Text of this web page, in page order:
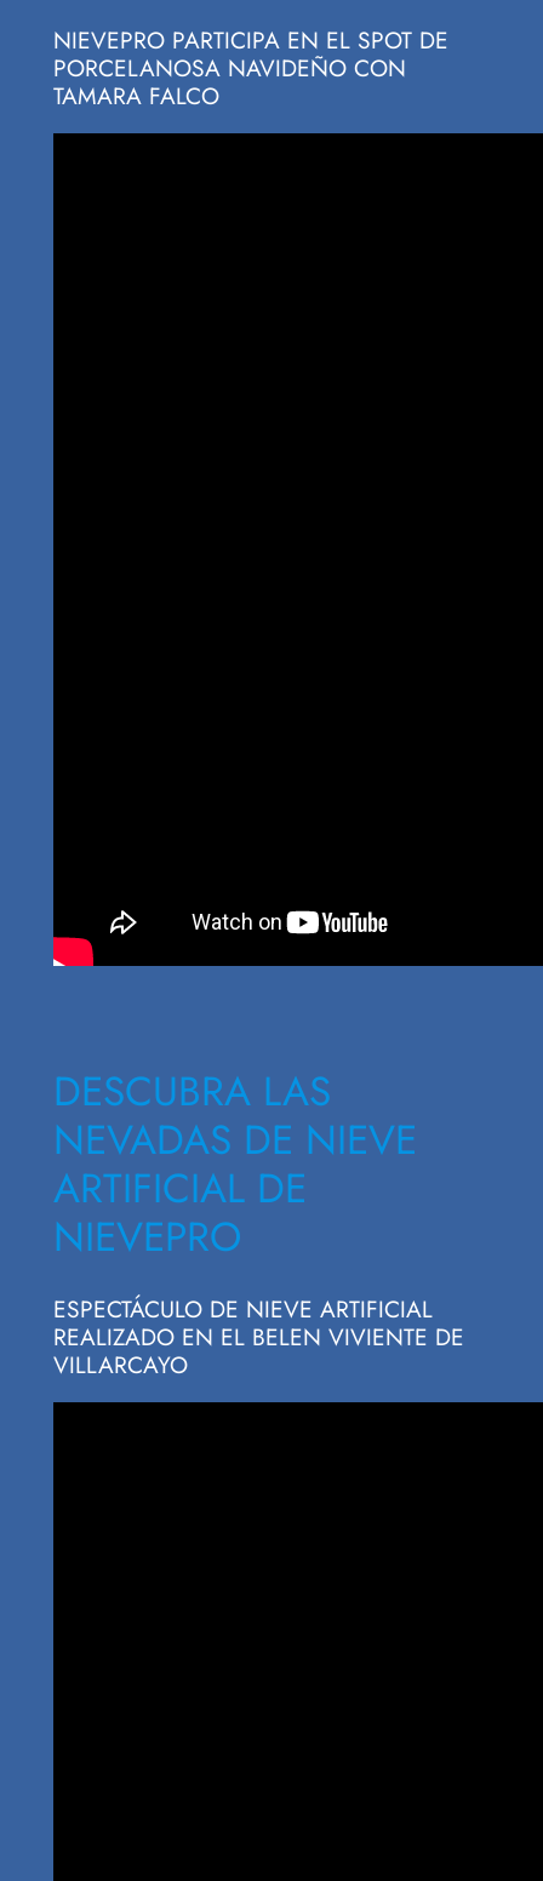
NIEVEPRO PARTICIPA EN EL SPOT DE
PORCELANOSA NAVIDEÑO CON
TAMARA FALCO
DESCUBRA LAS
NEVADAS DE NIEVE
ARTIFICIAL DE
NIEVEPRO
ESPECTÁCULO DE NIEVE ARTIFICIAL
REALIZADO EN EL BELEN VIVIENTE DE
VILLARCAYO